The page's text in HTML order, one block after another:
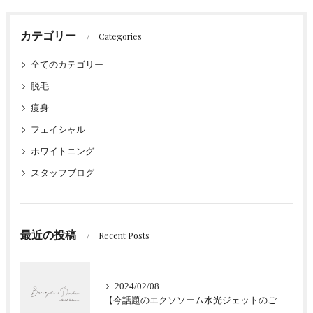
カテゴリー Categories
全てのカテゴリー
脱毛
痩身
フェイシャル
ホワイトニング
スタッフブログ
最近の投稿 Recent Posts
2024/02/08
【今話題のエクソソーム水光ジェットのご紹介★肌質改善】大阪堀江/Beautyclinic Ducle